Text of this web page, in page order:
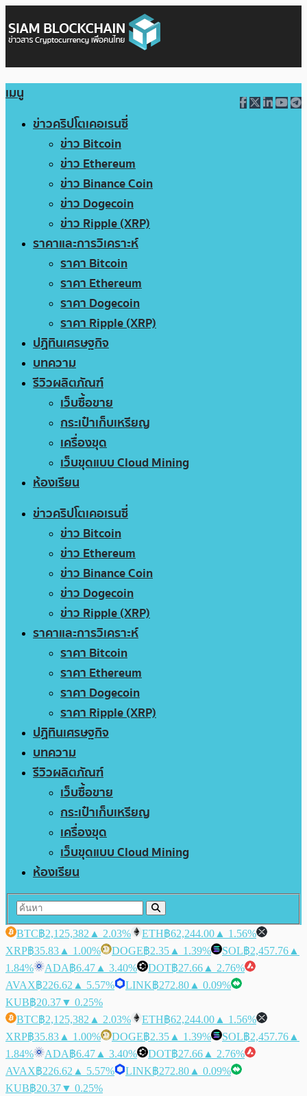
เมนู
ข่าวคริปโตเคอเรนซี่
ข่าว Bitcoin
ข่าว Ethereum
ข่าว Binance Coin
ข่าว Dogecoin
ข่าว Ripple (XRP)
ราคาและการวิเคราะห์
ราคา Bitcoin
ราคา Ethereum
ราคา Dogecoin
ราคา Ripple (XRP)
ปฏิทินเศรษฐกิจ
บทความ
รีวิวผลิตภัณฑ์
เว็บซื้อขาย
กระเป๋าเก็บเหรียญ
เครื่องขุด
เว็บขุดแบบ Cloud Mining
ห้องเรียน
ข่าวคริปโตเคอเรนซี่
ข่าว Bitcoin
ข่าว Ethereum
ข่าว Binance Coin
ข่าว Dogecoin
ข่าว Ripple (XRP)
ราคาและการวิเคราะห์
ราคา Bitcoin
ราคา Ethereum
ราคา Dogecoin
ราคา Ripple (XRP)
ปฏิทินเศรษฐกิจ
บทความ
รีวิวผลิตภัณฑ์
เว็บซื้อขาย
กระเป๋าเก็บเหรียญ
เครื่องขุด
เว็บขุดแบบ Cloud Mining
ห้องเรียน
BTC฿2,125,382 ▲ 2.03% ETH฿62,244.00 ▲ 1.56%
XRP฿35.83 ▲ 1.00% DOGE฿2.35 ▲ 1.39% SOL฿2,457.76 ▲
1.84%
ADA฿6.47 ▲ 3.40% DOT฿27.66 ▲ 2.76%
AVAX฿226.62 ▲ 5.57% LINK฿272.80 ▲ 0.09%
KUB฿20.37▼ 0.25%
BTC฿2,125,382 ▲ 2.03% ETH฿62,244.00 ▲ 1.56%
XRP฿35.83 ▲ 1.00% DOGE฿2.35 ▲ 1.39% SOL฿2,457.76 ▲
1.84%
ADA฿6.47 ▲ 3.40% DOT฿27.66 ▲ 2.76%
AVAX฿226.62 ▲ 5.57% LINK฿272.80 ▲ 0.09%
KUB฿20.37▼ 0.25%